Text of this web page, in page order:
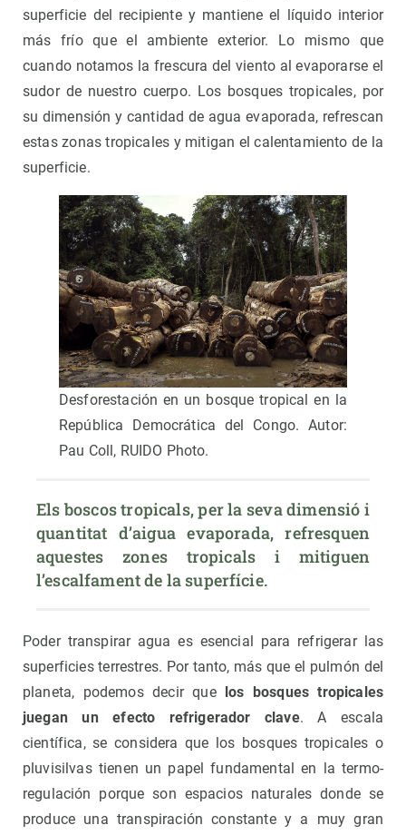
superficie del recipiente y mantiene el líquido interior
más frío que el ambiente exterior. Lo mismo que
cuando notamos la frescura del viento al evaporarse el
sudor de nuestro cuerpo. Los bosques tropicales, por
su dimensión y cantidad de agua evaporada, refrescan
estas zonas tropicales y mitigan el calentamiento de la
superficie.
Desforestación en un bosque tropical en la
República Democrática del Congo. Autor:
Pau Coll, RUIDO Photo.
Els boscos tropicals, per la seva dimensió i
quantitat d’aigua evaporada, refresquen
aquestes zones tropicals i mitiguen
l’escalfament de la superfície.
Poder transpirar agua es esencial para refrigerar las
superficies terrestres. Por tanto, más que el pulmón del
planeta, podemos decir que
los bosques tropicales
juegan un efecto refrigerador clave. A escala
científica, se considera que los bosques tropicales o
pluvisilvas tienen un papel fundamental en la termo-
regulación porque son espacios naturales donde se
produce una transpiración constante y a muy gran